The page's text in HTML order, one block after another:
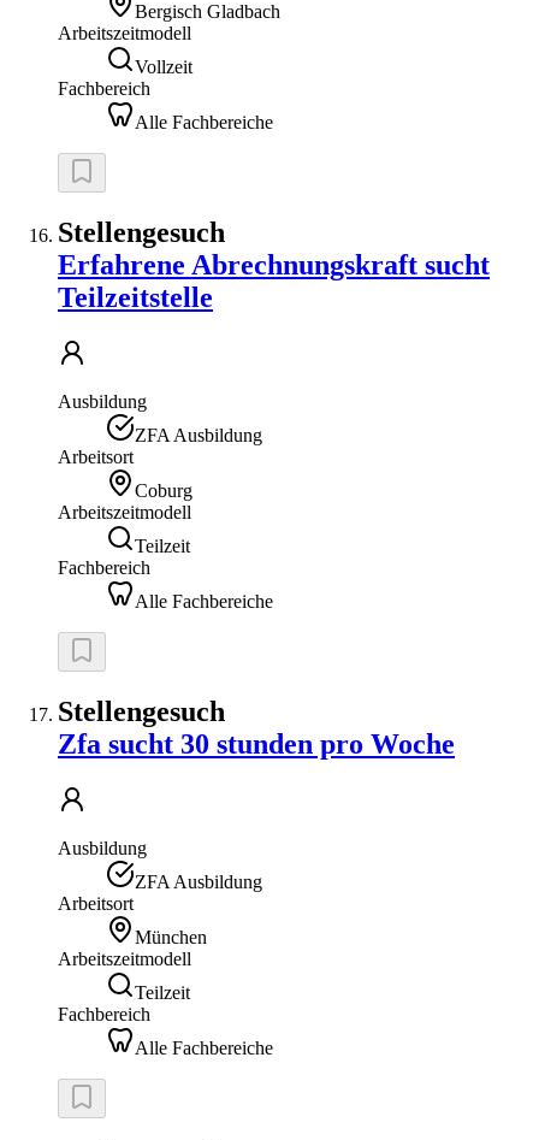
Bergisch Gladbach
Arbeitszeitmodell
Vollzeit
Fachbereich
Alle Fachbereiche
Stellengesuch
Erfahrene Abrechnungskraft sucht
Teilzeitstelle
Ausbildung
ZFA Ausbildung
Arbeitsort
Coburg
Arbeitszeitmodell
Teilzeit
Fachbereich
Alle Fachbereiche
Stellengesuch
Zfa sucht 30 stunden pro Woche
Ausbildung
ZFA Ausbildung
Arbeitsort
München
Arbeitszeitmodell
Teilzeit
Fachbereich
Alle Fachbereiche